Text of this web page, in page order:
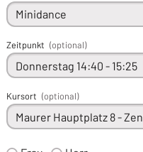
Zeitpunkt (optional)
Kursort (optional)